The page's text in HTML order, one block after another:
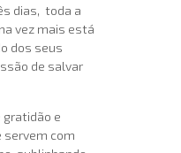
dias, toda a
vez mais está
dos seus
de salvar
e
servem com